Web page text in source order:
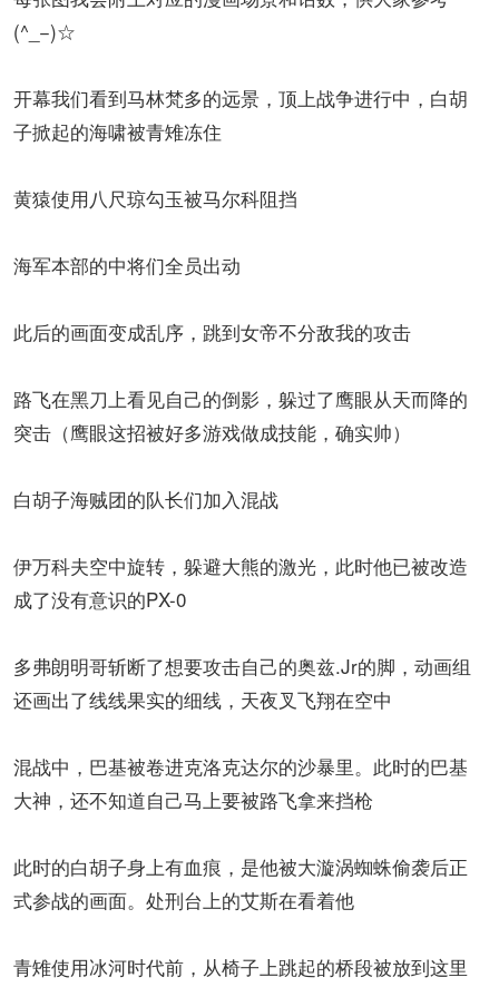
(^_−)☆
开幕我们看到马林梵多的远景，顶上战争进行中，白胡
子掀起的海啸被青雉冻住
黄猿使用八尺琼勾玉被马尔科阻挡
海军本部的中将们全员出动
此后的画面变成乱序，跳到女帝不分敌我的攻击
路飞在黑刀上看见自己的倒影，躲过了鹰眼从天而降的
突击（鹰眼这招被好多游戏做成技能，确实帅）
白胡子海贼团的队长们加入混战
伊万科夫空中旋转，躲避大熊的激光，此时他已被改造
成了没有意识的PX-0
多弗朗明哥斩断了想要攻击自己的奥兹.Jr的脚，动画组
还画出了线线果实的细线，天夜叉飞翔在空中
混战中，巴基被卷进克洛克达尔的沙暴里。此时的巴基
大神，还不知道自己马上要被路飞拿来挡枪
此时的白胡子身上有血痕，是他被大漩涡蜘蛛偷袭后正
式参战的画面。处刑台上的艾斯在看着他
青雉使用冰河时代前，从椅子上跳起的桥段被放到这里